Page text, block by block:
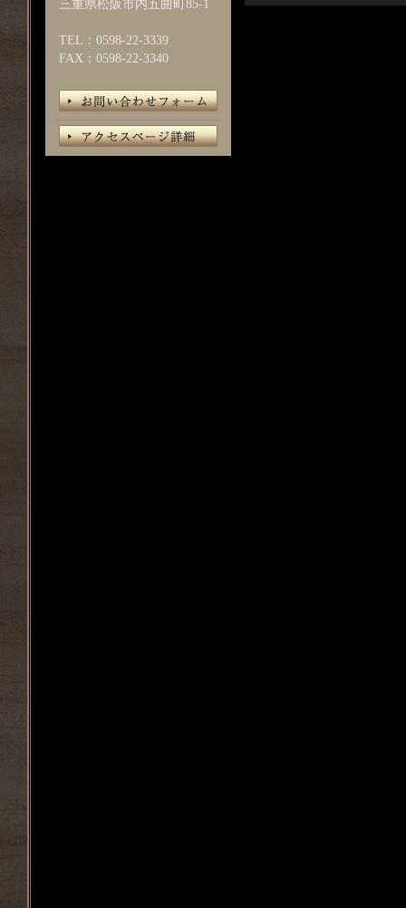
三重県松阪市内五曲町85-1
TEL：0598-22-3339
FAX：0598-22-3340